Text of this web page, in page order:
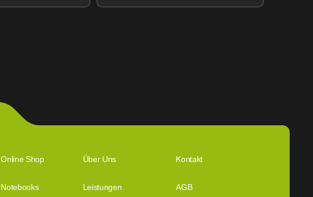
Online Shop Über Uns Kontakt
Notebooks Leistungen AGB